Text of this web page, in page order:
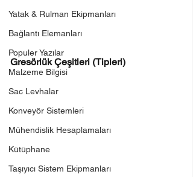
Yatak & Rulman Ekipmanları
Bağlantı Elemanları
Populer Yazılar
Malzeme Bilgisi
Sac Levhalar
Konveyör Sistemleri
Mühendislik Hesaplamaları
Kütüphane
Taşıyıcı Sistem Ekipmanları
Gresörlük Çeşitleri (Tipleri)